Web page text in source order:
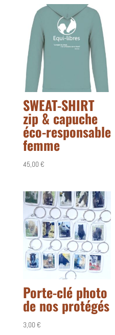
SWEAT-SHIRT
zip & capuche
éco-responsable
femme
45,00€
Porte-clé photo
de nos protégés
3,00€